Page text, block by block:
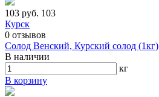
103 руб. 103
Курск
0 отзывов
Солод Венский, Курский солод (1кг)
В наличии
кг
В корзину